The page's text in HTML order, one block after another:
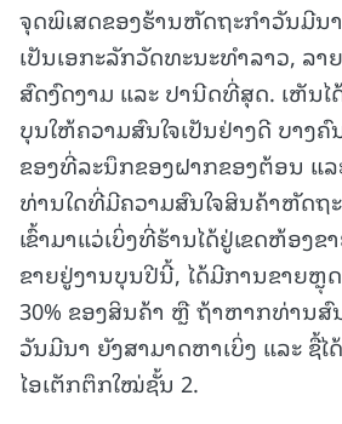
ຈຸດພິເສດຂອງຮ້ານຫັດຖະກໍາວັນມີນ
ເປັນເອກະລັກວັດທະນະທໍາລາວ, ລ
ສົດງົດງາມ ແລະ ປານີດທີ່ສຸດ. ເຫັນໄ
ບຸນໃຫ້ຄວາມສົນໃຈເປັນຢ່າງດີ ບາງຄົ
ຂອງທີ່ລະນຶກຂອງຝາກຂອງຕ້ອນ ແ
ທ່ານໃດທີ່ມີຄວາມສົນໃຈສິນຄ້າຫັດຖ
ເຂົ້າມາແວ່ເບິ່ງທີ່ຮ້ານໄດ້ຢູ່ເຂດຫ້ອງຂ
ຂາຍຢູ່ງານບຸນປີນີ້, ໄດ້ມີການຂາຍຫຼຸ
30% ຂອງສິນຄ້າ ຫຼື ຖ້າຫາກທ່ານສົ
ວັນມີນາ ຍັງສາມາດຫາເບິ່ງ ແລະ ຊື້
ໄອເຕັກຕຶກໃໝ່ຊັ້ນ 2.